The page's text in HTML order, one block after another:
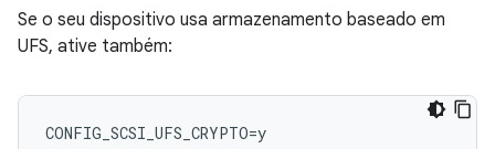
Se o seu dispositivo usa armazenamento baseado em
UFS, ative também: